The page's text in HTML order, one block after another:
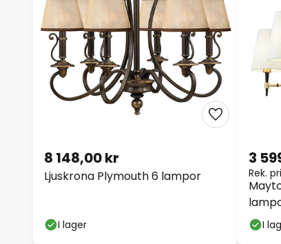
Ljuskrona Plymouth 6 lampor
8 148,00 kr
I lager
3
Rek.
I